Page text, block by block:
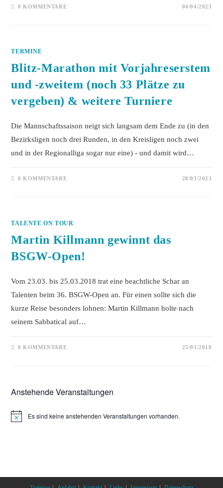
0 KOMMENTARE 04/04/2023
TERMINE
Blitz-Marathon mit Vorjahreserstem
und -zweitem (noch 33 Plätze zu
vergeben) & weitere Turniere
Die Mannschaftssaison neigt sich langsam dem Ende zu (in den
Bezirksligen noch drei Runden, in den Kreisligen noch zwei
und in der Regionalliga sogar nur eine) - und damit wird…
0 KOMMENTARE 28/03/2023
TALENTE ON TOUR
Martin Killmann gewinnt das
BSGW-Open!
Vom 23.03. bis 25.03.2018 trat eine beachtliche Schar an
Talenten beim 36. BSGW-Open an. Für einen sollte sich die
kurze Reise besonders lohnen: Martin Killmann holte nach
seinem Sabbatical auf…
0 KOMMENTARE 25/03/2018
Anstehende Veranstaltungen
Es sind keine anstehenden Veranstaltungen vorhanden.